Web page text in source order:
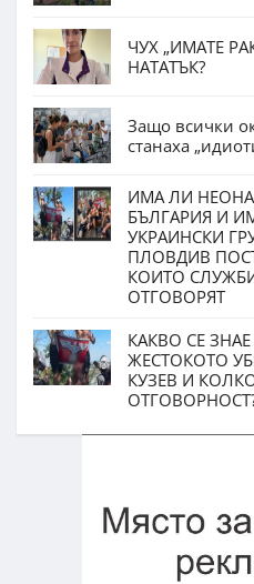
ЧУХ „ИМАТЕ
НАТАТЪК?
Защо всички
станаха
ИМА ЛИ
БЪЛГАРИЯ И
УКРАИНСКИ
ПЛОВДИВ
КОИТО
ОТГОВОРЯТ
КАКВО СЕ
ЖЕСТОКОТО
КУЗЕВ И